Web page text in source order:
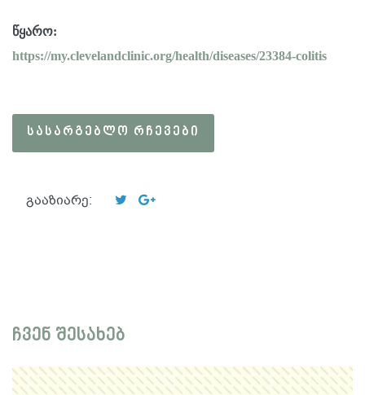
წყარო:
https://my.clevelandclinic.org/health/diseases/23384-colitis
ᲡᲐᲡᲐᲠᲒᲔᲑᲚᲝ ᲠᲩᲔᲕᲔᲑᲘ
გააზიარე:
ჩვენ შესახებ